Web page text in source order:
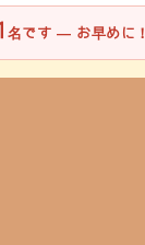
名です — お早めに！